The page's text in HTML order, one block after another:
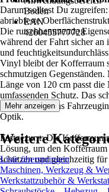
Boden
EAN
4260455777728
Darum solltest Du
abriebfeste
Die rutschhemmende
während der Fahrt sicher
und
Vinyl bleibt der Kofferraum
schmutzigen
Länge von 120 cm passt
umfassenden Schutz. Das
unauffällig in das
Optik.
Festgezurrt: Die
Lösung, um den
schützen und gleichzeitig
Mehr anzeigen
Weitere
Liste überspringen
Maschinen, Werkzeug &
Werkstattzubehör &